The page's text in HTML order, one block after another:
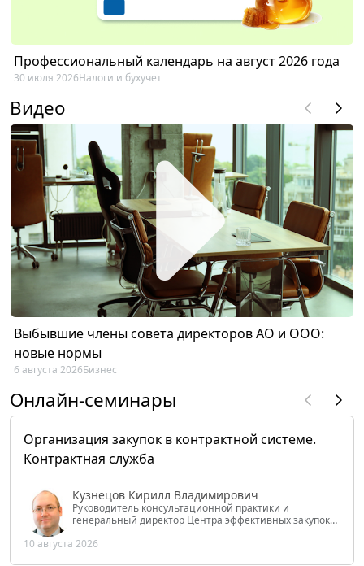
Профессиональный календарь на август 2026 года
30 июля 2026Налоги и бухучет
Видео
Выбывшие члены совета директоров АО и ООО:
новые нормы
6 августа 2026Бизнес
Онлайн-семинары
Организация закупок в контрактной системе.
Контрактная служба
Кузнецов Кирилл Владимирович
Руководитель консультационной практики и
генеральный директор Центра эффективных закупок
РФ
10 августа 2026